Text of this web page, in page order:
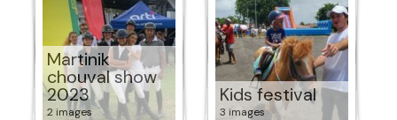
Martinik
chouval show
2023
2 images
Kids festival
3 images